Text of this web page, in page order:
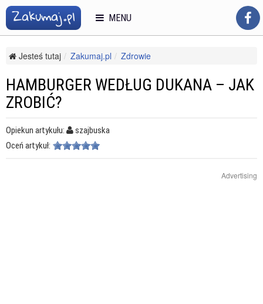
Jesteś tutaj Zakumaj.pl
Zdrowie
Hamburger według Dukana – jak zrobić?
HAMBURGER WEDŁUG DUKANA – JAK
ZROBIĆ?
Opiekun artykułu:
szajbuska
Oceń artykuł:
Advertising
MENU